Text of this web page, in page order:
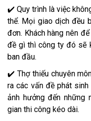
✔️ Quy trình là việc
thể. Mọi giao dịch đều
đơn. Khách hàng nên
đề gì thì công ty đó sẽ
ban đầu.
✔️ Thợ thiếu chuyên
ra các vấn đề phát
ảnh hưởng đến những
gian thi công kéo dài.